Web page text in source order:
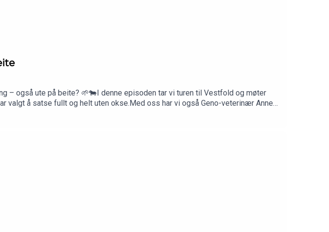
– også ute på beite? 🌱🐄I denne episoden tar vi turen til Vestfold og møter
valgt å satse fullt og helt uten okse.Med oss har vi også Geno-veterinær Anne
drift.🔑 Dette får du i episoden:✅ Mindre stress – bedre tilslag✅ Riktig timing
vi et lite veiskille i podden… 👀👉 Lytt nå – der du hører podcast!